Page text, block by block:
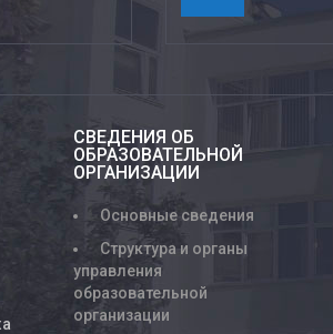
СВЕДЕНИЯ ОБ
ОБРАЗОВАТЕЛЬНОЙ
ОРГАНИЗАЦИИ
Основные сведения
Структура и органы
управления
образовательной
организации